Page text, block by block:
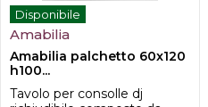
Disponibile
Amabilia
Amabilia palchetto 60x120
h100...
Tavolo per consolle dj